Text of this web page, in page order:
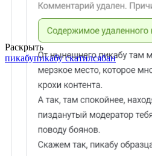
Раскрыть
пикабупикабу скатилсябан